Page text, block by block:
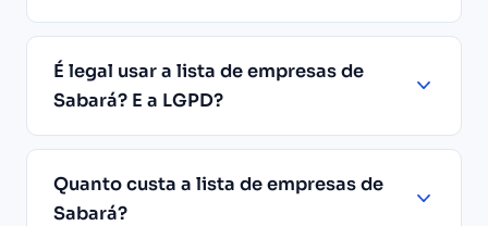
É legal usar a lista de empresas de
Sabará? E a LGPD?
Quanto custa a lista de empresas de
Sabará?